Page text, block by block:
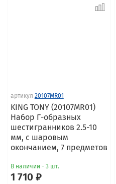
артикул 20107MR01
KING TONY (20107MR01)
Набор Г-образных
шестигранников 2.5-10
мм, с шаровым
окончанием, 7 предметов
В наличии - 3 шт.
1 710 ₽